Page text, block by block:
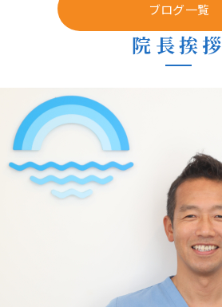
ブログ一覧
院長挨拶